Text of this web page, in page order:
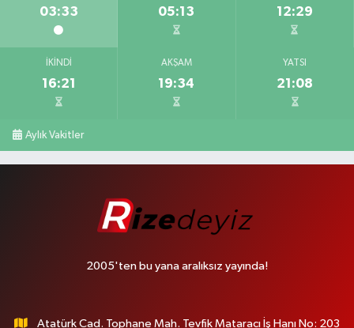
03:33 05:13 12:29
İKINDI
16:21
AKŞAM
19:34
YATSI
21:08
Aylık Vakitler
2005'ten bu yana aralıksız yayında!
Atatürk Cad. Tophane Mah. Tevfik Mataracı İş Hanı No: 203